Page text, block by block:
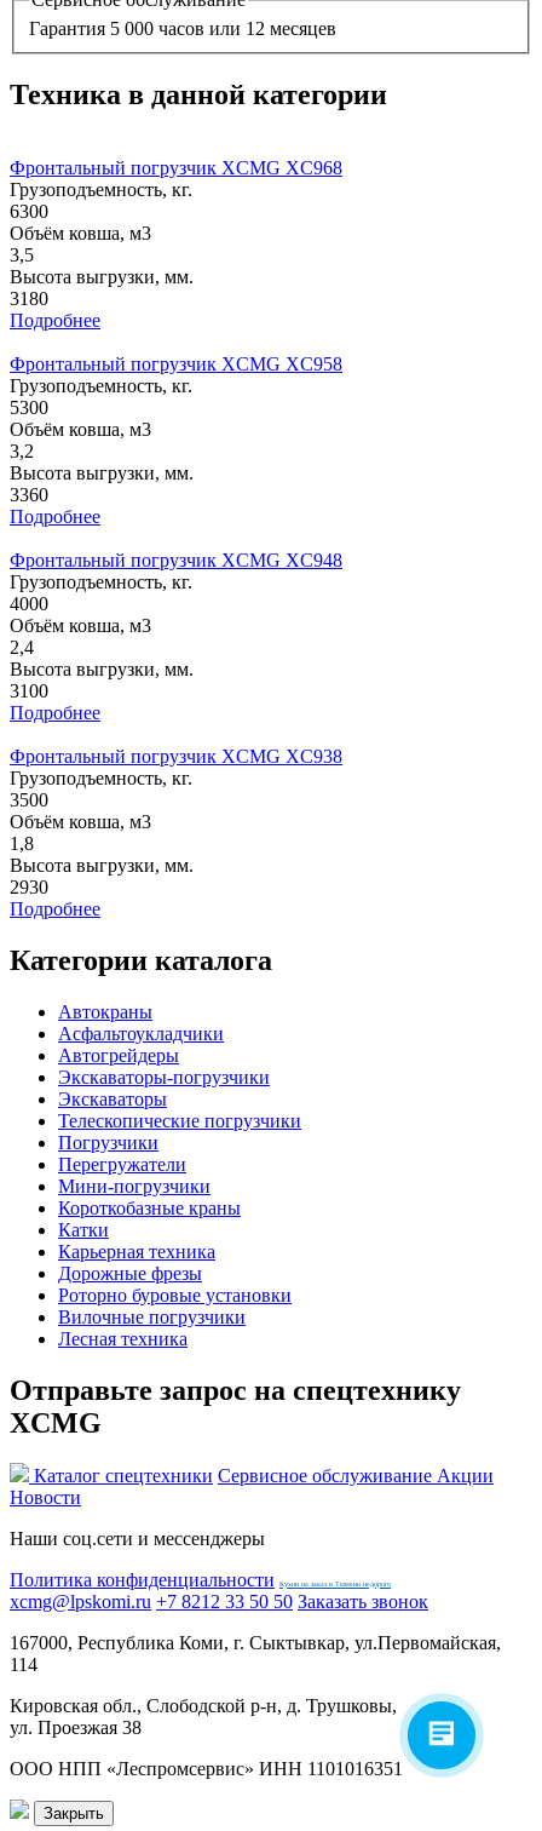
Гарантия 5 000 часов или 12 месяцев
Техника в данной категории
Фронтальный погрузчик XCMG XC968
Грузоподъемность, кг.
6300
Объём ковша, м3
3,5
Высота выгрузки, мм.
3180
Подробнее
Фронтальный погрузчик XCMG XC958
Грузоподъемность, кг.
5300
Объём ковша, м3
3,2
Высота выгрузки, мм.
3360
Подробнее
Фронтальный погрузчик XCMG XC948
Грузоподъемность, кг.
4000
Объём ковша, м3
2,4
Высота выгрузки, мм.
3100
Подробнее
Фронтальный погрузчик XCMG XC938
Грузоподъемность, кг.
3500
Объём ковша, м3
1,8
Высота выгрузки, мм.
2930
Подробнее
Категории каталога
Автокраны
Асфальтоукладчики
Автогрейдеры
Экскаваторы-погрузчики
Экскаваторы
Телескопические погрузчики
Погрузчики
Перегружатели
Мини-погрузчики
Короткобазные краны
Катки
Карьерная техника
Дорожные фрезы
Роторно буровые установки
Вилочные погрузчики
Лесная техника
Отправьте запрос на спецтехнику
XCMG
Каталог спецтехники Сервисное обслуживание Акции
Новости
Наши соц.сети и мессенджеры
Политика конфиденциальности
Кухни на заказ в Тюмени недорого
xcmg@lpskomi.ru +7 8212 33 50 50 Заказать звонок
167000, Республика Коми, г. Сыктывкар, ул.Первомайская,
114
Кировская обл., Слободской р-н, д. Трушковы,
ул. Проезжая 38
ООО НПП «Леспромсервис» ИНН 1101016351
Закрыть